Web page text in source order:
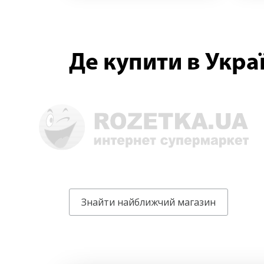
Де купити в
Знайти найближчий магазин